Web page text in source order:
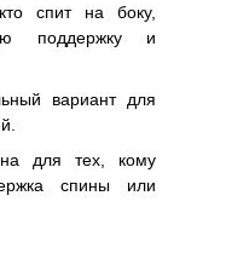
спит на боку,
поддержку и
вариант для
для тех, кому
спины или